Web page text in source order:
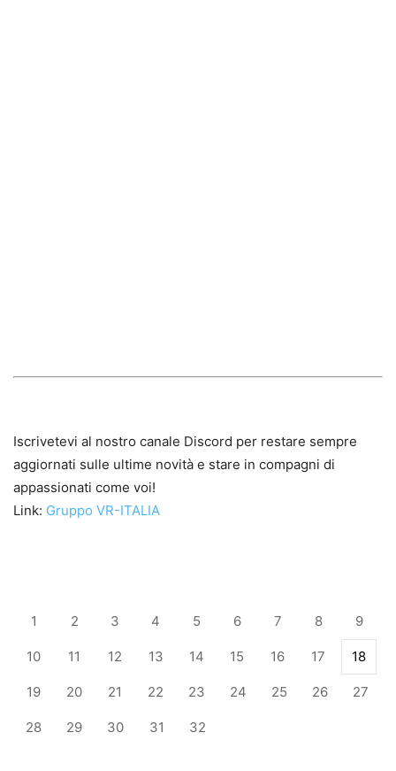
Iscrivetevi al nostro canale Discord per restare sempre
aggiornati sulle ultime novità e stare in compagni di
appassionati come voi!
Link: Gruppo VR-ITALIA
1 2 3 4 5 6 7 8 9
10 11 12 13 14 15 16 17 18
19 20 21 22 23 24 25 26 27
28 29 30 31 32